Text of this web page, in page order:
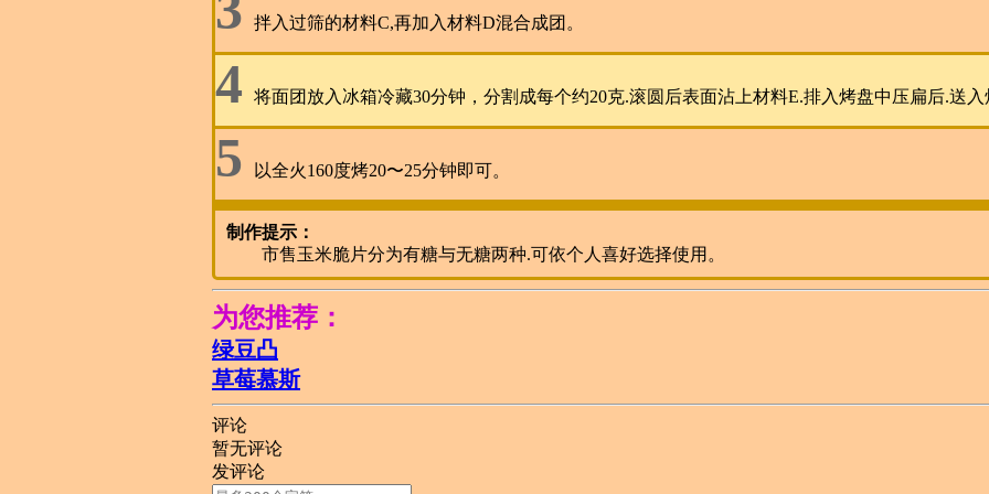
拌入过筛的材料C,再加入材料D混合成团。
4 将面团放入冰箱冷藏30分钟，分割成每个约20克.滚圆后表面沾上材料E.排入烤盘中压扁后.送入
5 以全火160度烤20〜25分钟即可。
制作提示：
市售玉米脆片分为有糖与无糖两种.可依个人喜好选择使用。
为您推荐：
绿豆凸
草莓慕斯
评论
暂无评论
发评论